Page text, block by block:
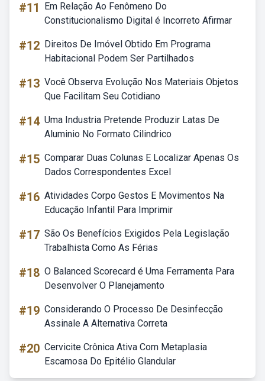
#11
Em Relação Ao Fenômeno Do
Constitucionalismo Digital é Incorreto Afirmar
#12 Direitos De Imóvel Obtido Em Programa
Habitacional Podem Ser Partilhados
#13 Você Observa Evolução Nos Materiais Objetos
Que Facilitam Seu Cotidiano
#14 Uma Industria Pretende Produzir Latas De
Aluminio No Formato Cilindrico
#15 Comparar Duas Colunas E Localizar Apenas Os
Dados Correspondentes Excel
#16 Atividades Corpo Gestos E Movimentos Na
Educação Infantil Para Imprimir
#17 São Os Benefícios Exigidos Pela Legislação
Trabalhista Como As Férias
#18 O Balanced Scorecard é Uma Ferramenta Para
Desenvolver O Planejamento
#19 Considerando O Processo De Desinfecção
Assinale A Alternativa Correta
#20 Cervicite Crônica Ativa Com Metaplasia
Escamosa Do Epitélio Glandular